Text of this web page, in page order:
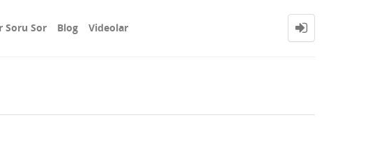
Soru Sor Blog Videolar